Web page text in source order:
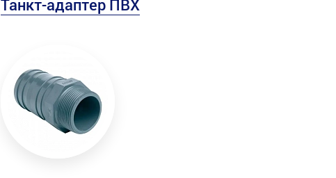
Танкт-адаптер ПВХ